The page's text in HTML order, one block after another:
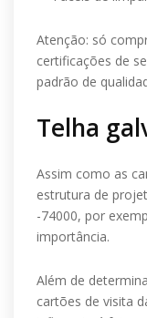
Atenção: só
certificações de
padrão de
Telha
Assim como as
estrutura de
-74000, por
importância.
Além de
cartões de visita